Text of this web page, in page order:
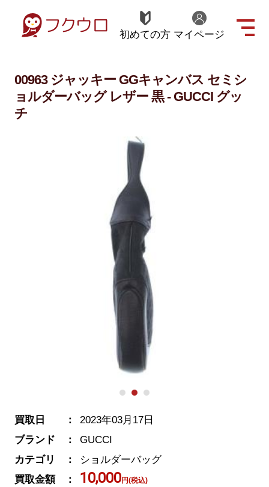
初めての方 マイページ
00963 ジャッキー GGキャンバス セミシ
ョルダーバッグ レザー 黒 - GUCCI グッ
チ
買取日
2023年03月17日
ブランド
GUCCI
カテゴリ
ショルダーバッグ
買取金額
10,000円(税込)